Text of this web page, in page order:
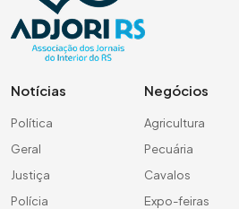
Notícias
Política
Geral
Justiça
Polícia
Negócios
Agricultura
Pecuária
Cavalos
Expo-feiras